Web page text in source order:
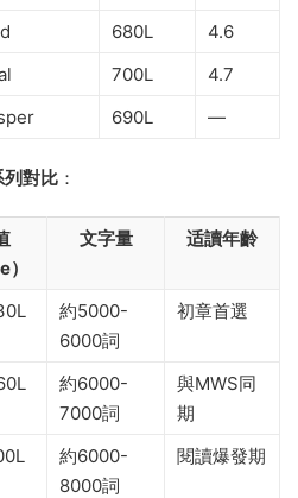
680L
4.6
700L
4.7
690L —
對比 ：
文字量 适讀年齡
約5000-
6000詞
初章首選
約6000-
7000詞
與MWS同
期
約6000-
8000詞
閱讀爆發期